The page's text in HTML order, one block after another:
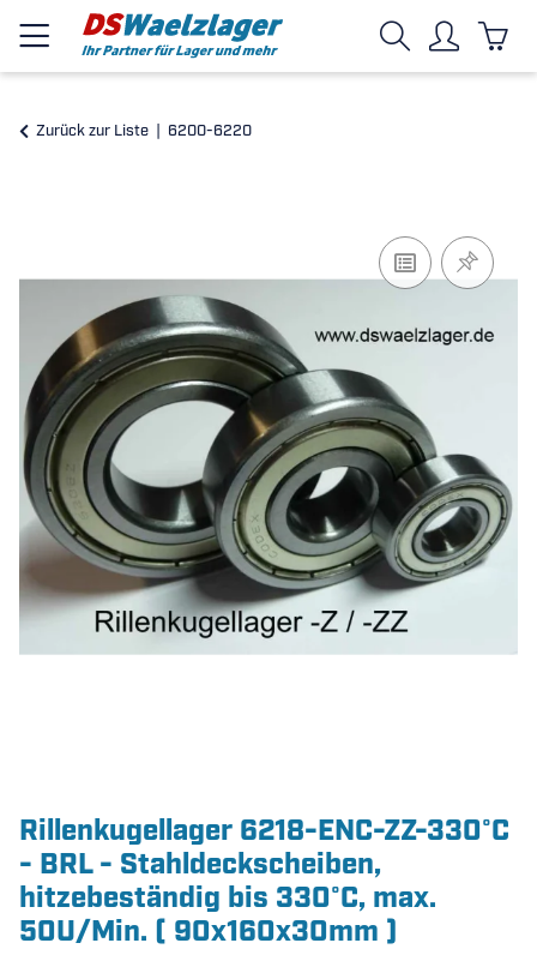
Zurück zur Liste 6200-6220
Rillenkugellager 6218-ENC-ZZ-330°C
- BRL - Stahldeckscheiben,
hitzebeständig bis 330°C, max.
50U/Min. ( 90x160x30mm )